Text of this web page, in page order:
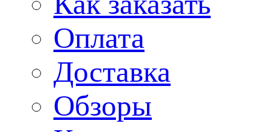
Оплата
Доставка
Обзоры